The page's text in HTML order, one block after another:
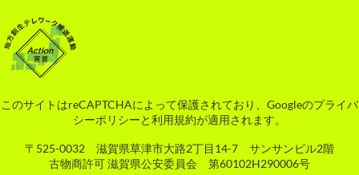
このサイトはreCAPTCHAによって保護されており、Googleのプライバ
シーポリシーと利用規約が適用されます。
〒525-0032 滋賀県草津市大路2丁目14-7 サンサンビル2階
古物商許可 滋賀県公安委員会 第60102H290006号